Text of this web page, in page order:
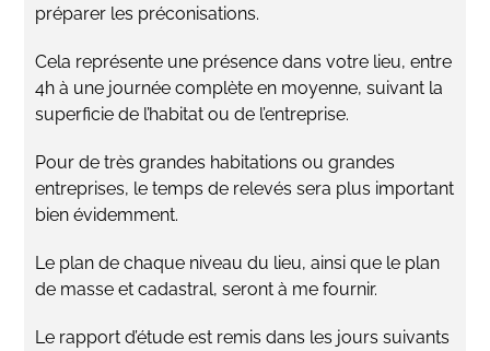
préparer les préconisations.
​Cela représente une présence dans votre lieu, entre
4h à une journée complète en moyenne, suivant la
superficie de l’habitat ou de l’entreprise.
Pour de très grandes habitations ou grandes
entreprises, le temps de relevés sera plus important
bien évidemment.
​Le plan de chaque niveau du lieu, ainsi que le plan
de masse et cadastral, seront à me fournir.
​Le rapport d’étude est remis dans les jours suivants